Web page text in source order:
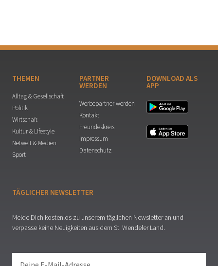
THEMEN
Alltag & Gesellschaft
Politik
Wirtschaft
Kultur & Lifestyle
Netwelt & Medien
Sport
PARTNER
WERDEN
Werbepartner werden
Kontakt
Freundeskreis
Impressum
Datenschutz
DOWNLOAD ALS
APP
TÄGLICHER NEWSLETTER
Melde Dich kostenlos zu unserem täglichen Newsletter an und
verpasse keine Neuigkeiten aus dem St. Wendeler Land.